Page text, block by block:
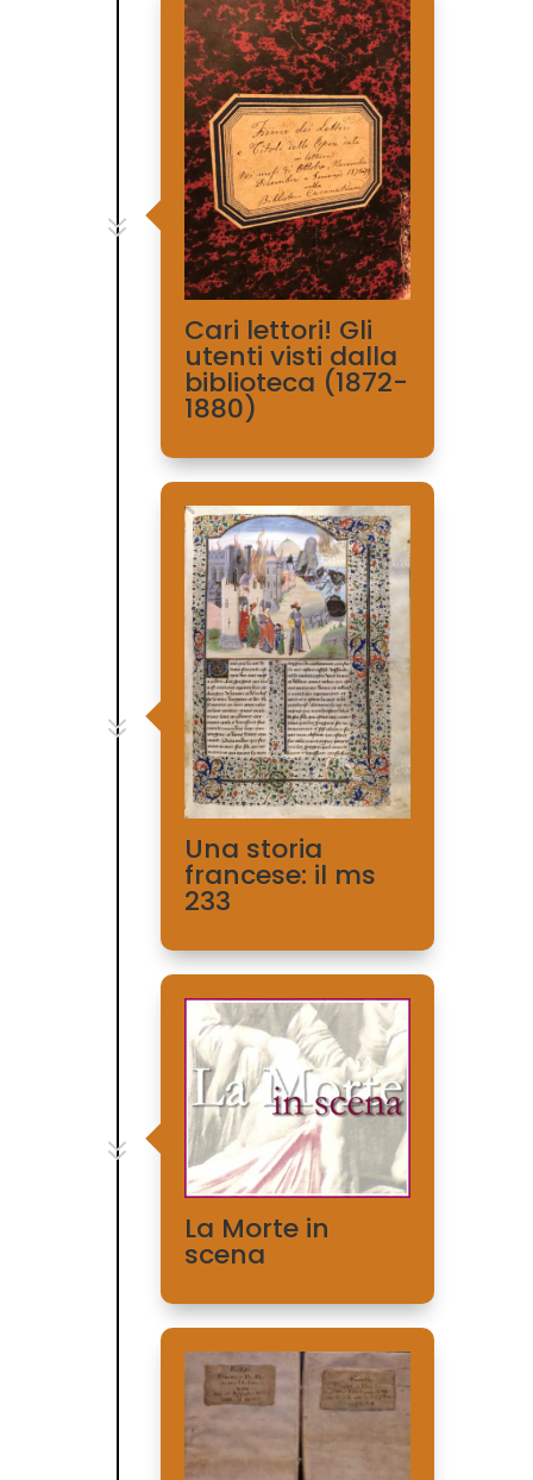
7
Cari lettori! Gli
utenti visti dalla
biblioteca (1872-
1880)
7
Una storia
francese: il ms
233
7
La Morte in
scena